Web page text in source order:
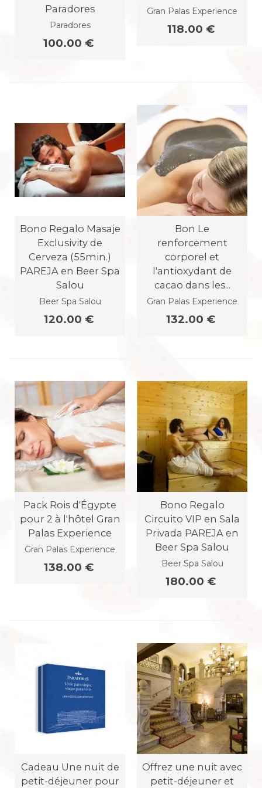
Paradores
Paradores
100.00 €
Gran Palas Experience
118.00 €
Bono Regalo Masaje
Exclusivity de
Cerveza (55min.)
PAREJA en Beer Spa
Salou
Beer Spa Salou
120.00 €
Bon Le
renforcement
corporel et
l'antioxydant de
cacao dans les...
Gran Palas Experience
132.00 €
Pack Rois d'Égypte
pour 2 à l'hôtel Gran
Palas Experience
Gran Palas Experience
138.00 €
Bono Regalo
Circuito VIP en Sala
Privada PAREJA en
Beer Spa Salou
Beer Spa Salou
180.00 €
Cadeau Une nuit de
petit-déjeuner pour
Offrez une nuit avec
petit-déjeuner et